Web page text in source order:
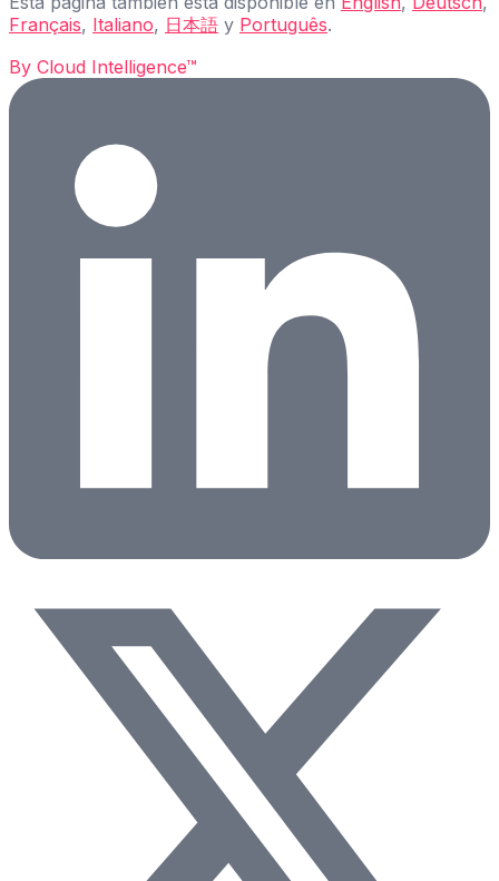
Français, Italiano, 日本語 y Português.
By Cloud Intelligence™